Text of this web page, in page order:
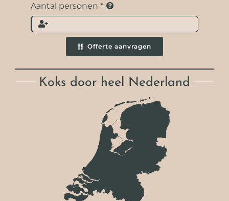
Aantal personen *
Offerte aanvragen
Koks door heel Nederland